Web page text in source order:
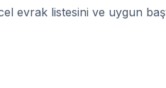
evrak listesini ve uygun